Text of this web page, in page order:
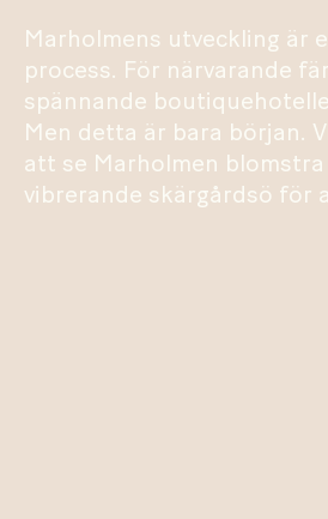
Marholmens utveckling är
process. För närvarande
spännande
Men detta är bara början.
att se Marholmen blomstra
vibrerande skärgårdsö för